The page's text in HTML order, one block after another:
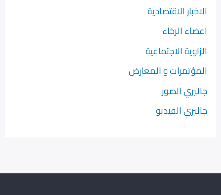
الاخبار الاقتصادية
اعضاء الرخاء
الزاوية الاجتماعية
المؤتمرات و المعارض
جاليري الصور
جاليري الفيديو